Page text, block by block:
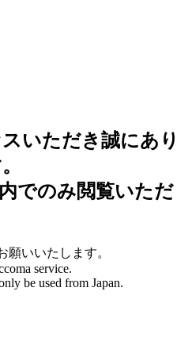
いただき誠にあり
でのみ閲覧いただ
願いいたします。
service.
be used from Japan.